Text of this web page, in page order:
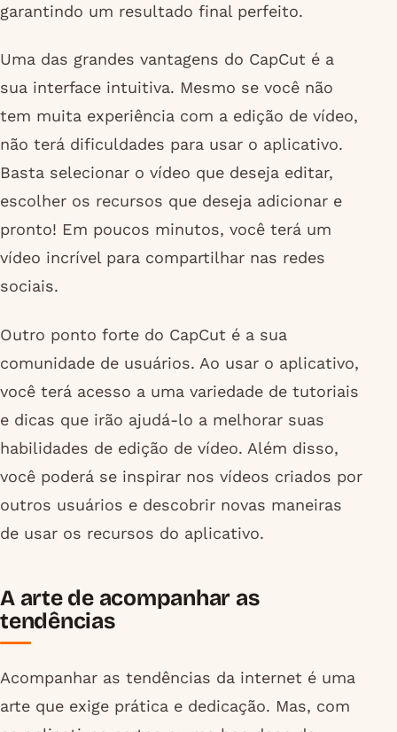
garantindo um resultado final perfeito.
Uma das grandes vantagens do CapCut é a
sua interface intuitiva. Mesmo se você não
tem muita experiência com a edição de vídeo,
não terá dificuldades para usar o aplicativo.
Basta selecionar o vídeo que deseja editar,
escolher os recursos que deseja adicionar e
pronto! Em poucos minutos, você terá um
vídeo incrível para compartilhar nas redes
sociais.
Outro ponto forte do CapCut é a sua
comunidade de usuários. Ao usar o aplicativo,
você terá acesso a uma variedade de tutoriais
e dicas que irão ajudá-lo a melhorar suas
habilidades de edição de vídeo. Além disso,
você poderá se inspirar nos vídeos criados por
outros usuários e descobrir novas maneiras
de usar os recursos do aplicativo.
A arte de acompanhar as
tendências
Acompanhar as tendências da internet é uma
arte que exige prática e dedicação. Mas, com